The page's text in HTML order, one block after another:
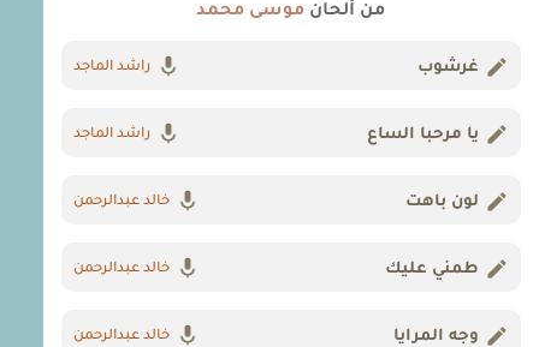
من ألحان موسى محمد
غرشوب راشد الماجد
يا مرحبا الساع راشد الماجد
لون باهت خالد عبدالرحمن
طمني عليك خالد عبدالرحمن
وجه المرايا خالد عبدالرحمن